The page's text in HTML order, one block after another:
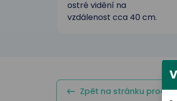
ostré vidění na
vzdálenost cca 40 cm.
Zpět na stránku